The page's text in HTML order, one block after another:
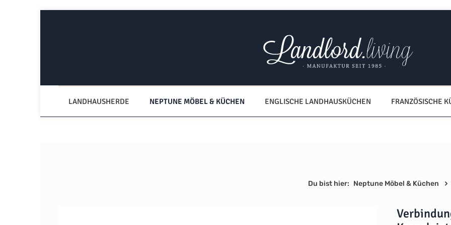
LANDHAUSHERDE NEPTUNE MÖBEL & KÜCHEN ENGLISCHE LANDHAUSKÜCHEN FRANZÖSISCHE
Du bist hier: Neptune Möbel & Küchen